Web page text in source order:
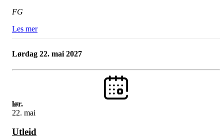
FG
Les mer
lørdag 22. mai 2027
lør.
22. mai
Utleid